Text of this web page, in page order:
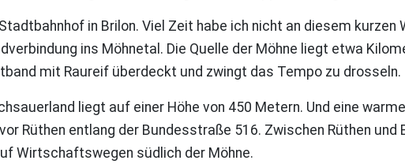
in Brilon. Viel Zeit habe ich nicht an diesem
ins Möhnetal. Die Quelle der Möhne liegt etwa
mit Raureif überdeckt und zwingt das Tempo zu drosseln.
liegt auf einer Höhe von 450 Metern. Und eine
Rüthen entlang der Bundesstraße 516. Zwischen Rüthen und
Wirtschaftswegen südlich der Möhne.